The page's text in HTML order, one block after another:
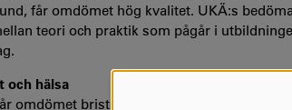
får omdömet hög kvalitet. UKÄ:s
teori och praktik som pågår i
och hälsa
omdömet bristande kvalitet. I båda fallen